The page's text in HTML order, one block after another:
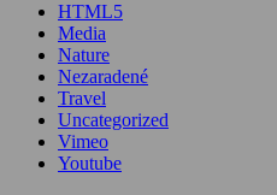
HTML5
Media
Nature
Nezaradené
Travel
Uncategorized
Vimeo
Youtube